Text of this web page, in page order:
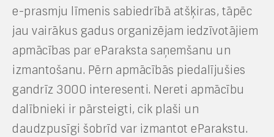
e-prasmju līmenis sabiedrībā atšķiras, tāpēc
jau vairākus gadus organizējam iedzīvotājiem
apmācības par eParaksta saņemšanu un
izmantošanu. Pērn apmācībās piedalījušies
gandrīz 3000 interesenti. Nereti apmācību
dalībnieki ir pārsteigti, cik plaši un
daudzpusīgi šobrīd var izmantot eParakstu.